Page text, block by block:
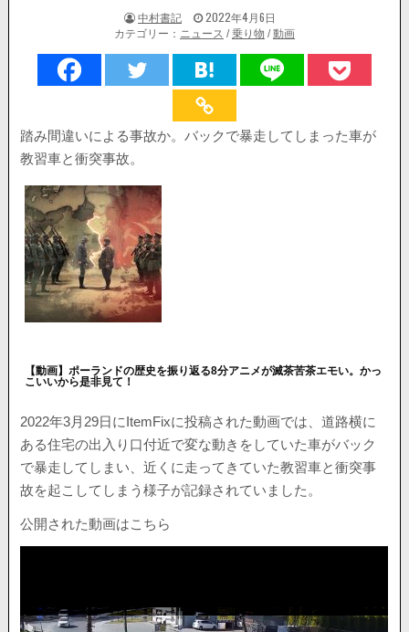
著
者:
中村書記
掲
載
日：
2022年4月6日
カテゴリー： ニュース /乗り物 /動画
踏み間違いによる事故か。バックで暴走してしまった車が
教習車と衝突事故。
【動画】ポーランドの歴史を振り返る8分アニメが滅茶苦茶エモい。かっ
こいいから是非見て！
2022年3月29日にItemFixに投稿された動画では、道路横に
ある住宅の出入り口付近で変な動きをしていた車がバック
で暴走してしまい、近くに走ってきていた教習車と衝突事
故を起こしてしまう様子が記録されていました。
公開された動画はこちら